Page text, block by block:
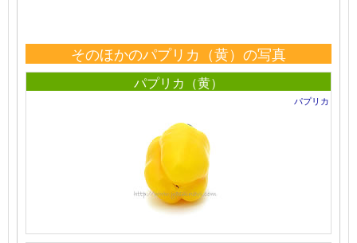
そのほかのパプリカ（黄）の写真
パプリカ（黄）
パプリカ